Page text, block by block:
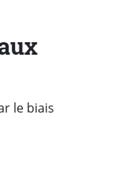
le biais